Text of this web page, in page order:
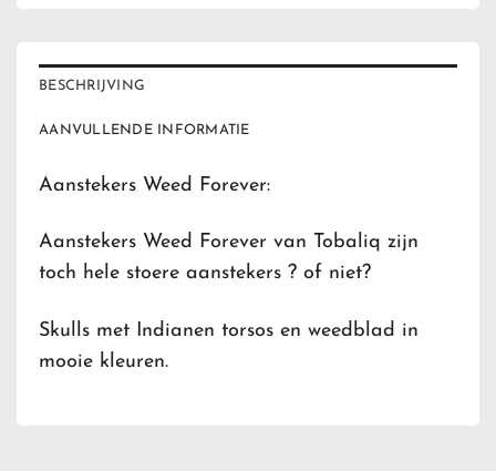
BESCHRIJVING
AANVULLENDE INFORMATIE
Aanstekers Weed Forever:
Aanstekers Weed Forever van Tobaliq zijn
toch hele stoere aanstekers ? of niet?
Skulls met Indianen torsos en weedblad in
mooie kleuren.